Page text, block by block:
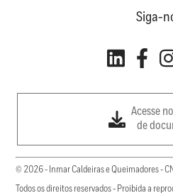
Siga-
Acesse
de
© 2026 - Inmar Caldeiras e Queimadores -
Todos os direitos reservados - Proibida a